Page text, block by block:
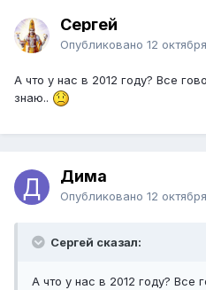
Сергей
Опубликовано 12
А что у нас в 2012 году? Все
знаю..
Дима
Опубликовано 12
Сергей сказал:
А что у нас в 2012 году? Все